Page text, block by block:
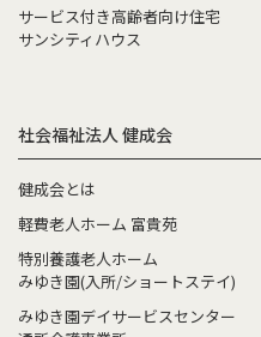
サービス付き高齢者向け住宅
サンシティハウス
社会福祉法人 健成会
健成会とは
軽費老人ホーム 富貴苑
特別養護老人ホーム
みゆき園(入所/ショートステイ)
みゆき園デイサービスセンター